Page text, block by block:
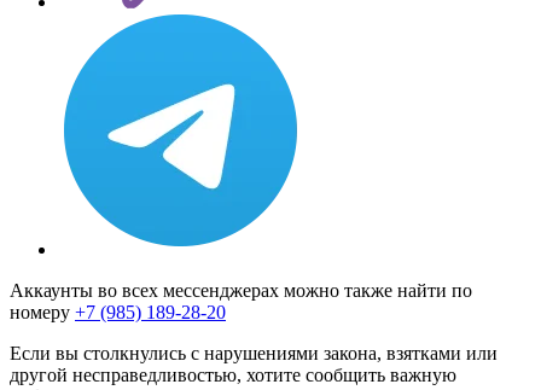
Аккаунты во всех мессенджерах можно также найти по
номеру +7 (985) 189-28-20
Если вы столкнулись с нарушениями закона, взятками или
другой несправедливостью, хотите сообщить важную